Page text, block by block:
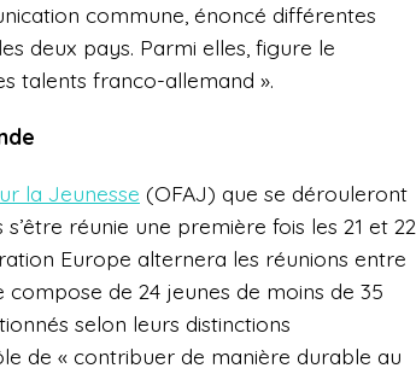
commune, énoncé différentes
deux pays. Parmi elles, figure le
talents franco-allemand ».
la Jeunesse (OFAJ) que se dérouleront
réunie une première fois les 21 et 22
Europe alternera les réunions entre
de 24 jeunes de moins de 35
selon leurs distinctions
de « contribuer de manière durable au